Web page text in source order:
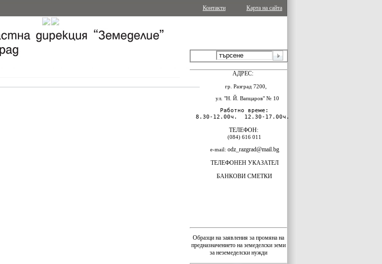
Карта на сайта
Контакти
АДРЕС:
гр. Разград 7200,
ул. "Н. Й. Вапцаров" № 10
Работно време:
8.30-12.00ч.  12.30-17.00ч.
ТЕЛЕФОН:
(084) 616 011
e-mail: odz_razgrad@mail.bg
ТЕЛЕФОНЕН УКАЗАТЕЛ
БАНКОВИ СМЕТКИ
Образци на заявления за промяна на
предназначението на земеделски земи
за неземеделски нужди